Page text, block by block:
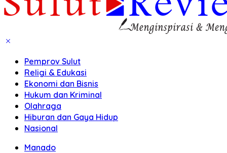
Pemprov Sulut
Religi & Edukasi
Ekonomi dan Bisnis
Hukum dan Kriminal
Olahraga
Hiburan dan Gaya Hidup
Nasional
Manado